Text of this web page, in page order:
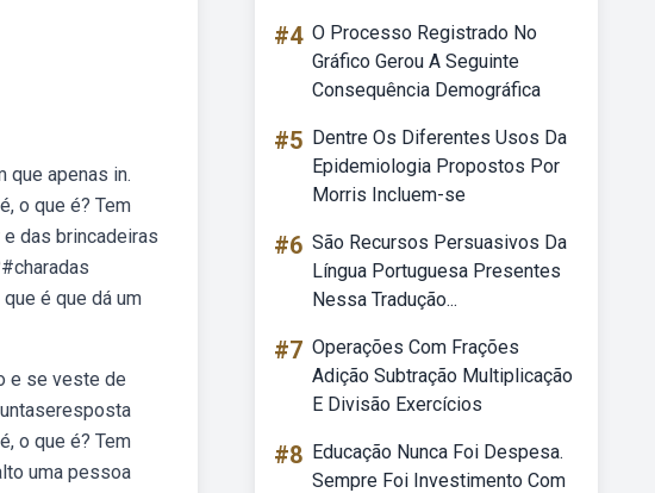
que apenas in.
o que é? Tem
das brincadeiras
é que dá um
e se veste de
o que é? Tem
uma pessoa
#4 O Processo Registrado No
Gráfico Gerou A Seguinte
Consequência Demográfica
#5 Dentre Os Diferentes Usos Da
Epidemiologia Propostos Por
Morris Incluem-se
#6 São Recursos Persuasivos Da
Língua Portuguesa Presentes
Nessa Tradução...
#7 Operações Com Frações
Adição Subtração Multiplicação
E Divisão Exercícios
#8 Educação Nunca Foi Despesa.
Sempre Foi Investimento Com